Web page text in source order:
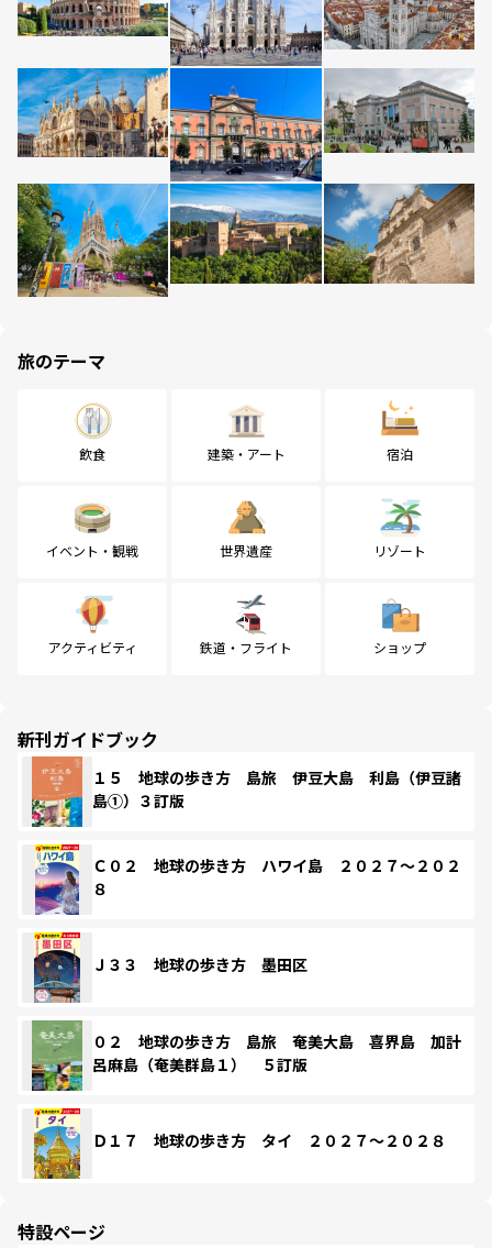
旅のテーマ
飲食 建築・アート 宿泊
イベント・観戦 世界遺産 リゾート
アクティビティ 鉄道・フライト ショップ
新刊ガイドブック
１５ 地球の歩き方 島旅 伊豆大島 利島（伊豆諸
島①）３訂版
Ｃ０２ 地球の歩き方 ハワイ島 ２０２７～２０２
８
Ｊ３３ 地球の歩き方 墨田区
０２ 地球の歩き方 島旅 奄美大島 喜界島 加計
呂麻島（奄美群島１） ５訂版
Ｄ１７ 地球の歩き方 タイ ２０２７～２０２８
特設ページ